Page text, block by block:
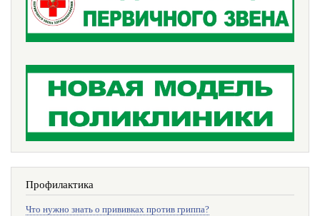
Профилактика
Что нужно знать о прививках против гриппа?